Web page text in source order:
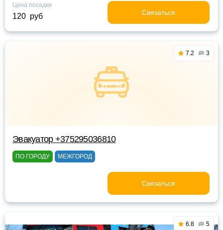
Цена посадки
120 руб Связаться
7.2 3
Эвакуатор +375295036810
ПО ГОРОДУ МЕЖГОРОД
Связаться
6.8 5